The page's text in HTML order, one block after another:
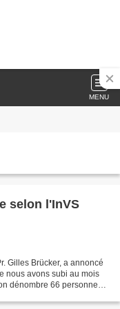
MENU
selon l'InVS
Gilles Brücker, a annoncé
nous avons subi au mois
dénombre 66 personnes